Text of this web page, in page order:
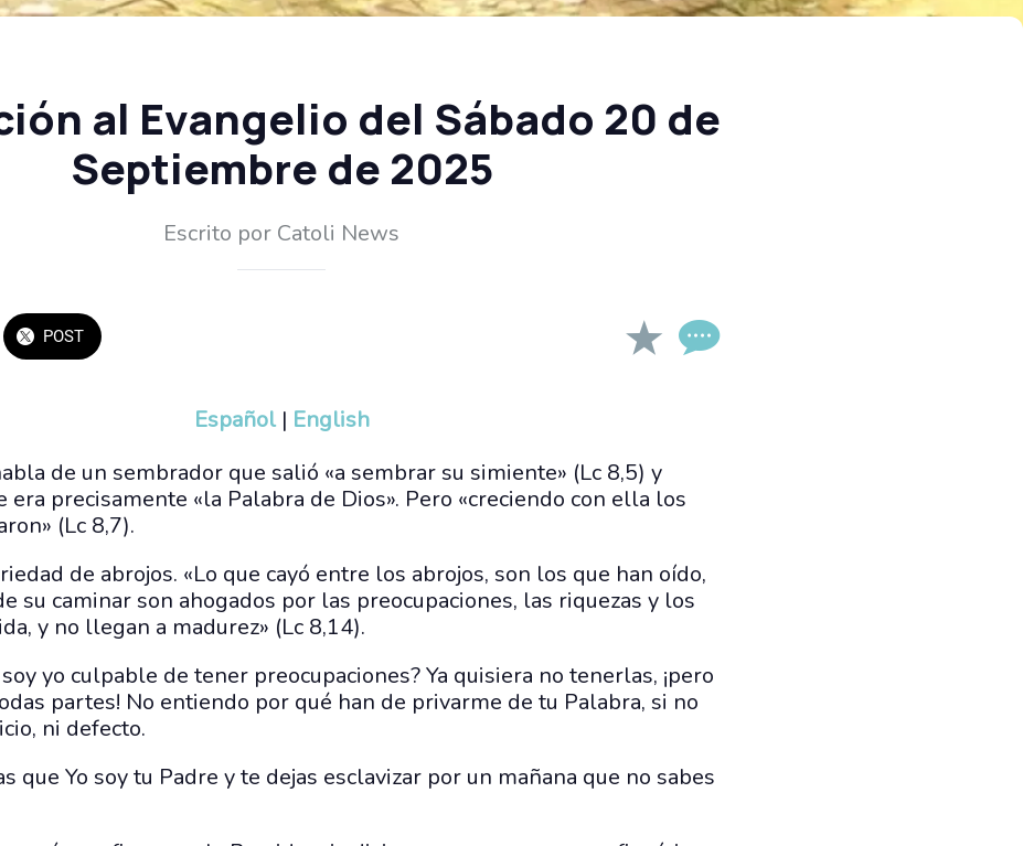
al Evangelio del Sábado 20 de
Septiembre de 2025
Escrito por Catoli News
POST
Español| English
de un sembrador que salió «a sembrar su simiente» (Lc 8,5) y
precisamente «la Palabra de Dios». Pero «creciendo con ella los
(Lc 8,7).
de abrojos. «Lo que cayó entre los abrojos, son los que han oído,
su caminar son ahogados por las preocupaciones, las riquezas y los
y no llegan a madurez» (Lc 8,14).
yo culpable de tener preocupaciones? Ya quisiera no tenerlas, ¡pero
partes! No entiendo por qué han de privarme de tu Palabra, si no
ni defecto.
que Yo soy tu Padre y te dejas esclavizar por un mañana que no sabes